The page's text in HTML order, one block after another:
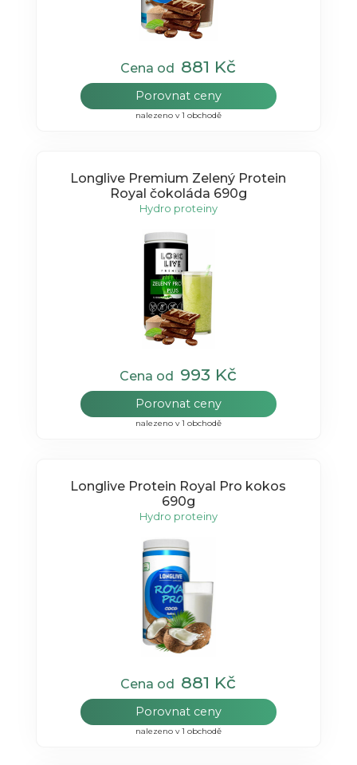
Cena od 881 Kč
Porovnat ceny
nalezeno v 1 obchodě
Longlive Premium Zelený Protein
Royal čokoláda 690g
Hydro proteiny
Cena od 993 Kč
Porovnat ceny
nalezeno v 1 obchodě
Longlive Protein Royal Pro kokos
690g
Hydro proteiny
Cena od 881 Kč
Porovnat ceny
nalezeno v 1 obchodě